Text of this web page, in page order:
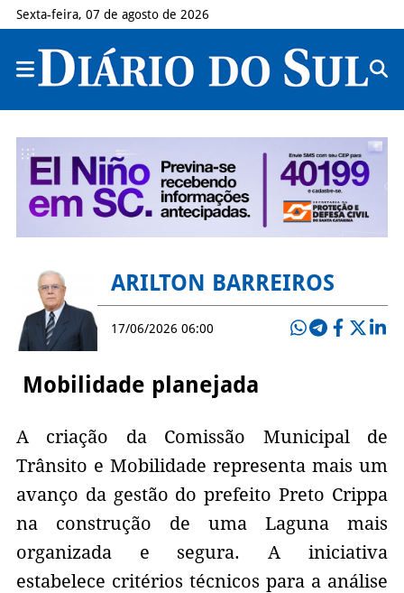
Sexta-feira, 07 de agosto de 2026
ARILTON BARREIROS
17/06/2026 06:00
Mobilidade planejada
A criação da Comissão Municipal de
Trânsito e Mobilidade representa mais um
avanço da gestão do prefeito Preto Crippa
na construção de uma Laguna mais
organizada e segura. A iniciativa
estabelece critérios técnicos para a análise